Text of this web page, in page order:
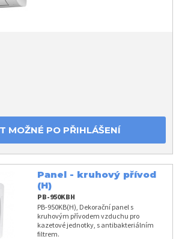
MOŽNÉ PO PŘIHLÁŠENÍ
Panel - kruhový přívod
(H)
PB-950KBH
PB-950KB(H), Dekorační panel s
kruhovým přívodem vzduchu pro
kazetové jednotky, s antibakteriálním
filtrem.